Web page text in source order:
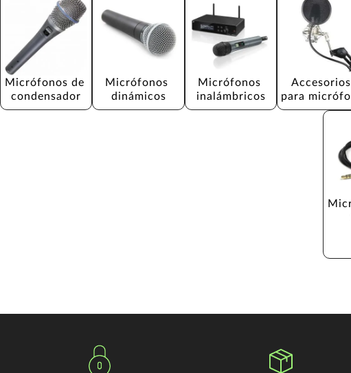
Micrófonos de
condensador
Micrófonos
dinámicos
Micrófonos
inalámbricos
Accesorios
para